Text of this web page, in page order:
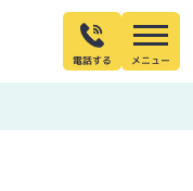
電話する